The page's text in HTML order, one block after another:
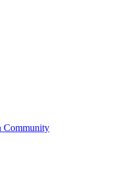
Community